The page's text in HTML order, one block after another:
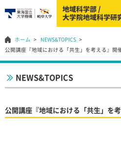
ホーム
NEWS&TOPICS
公開講座『地域における「共生」を考える』開
NEWS&TOPICS
公開講座『地域における「共生」を